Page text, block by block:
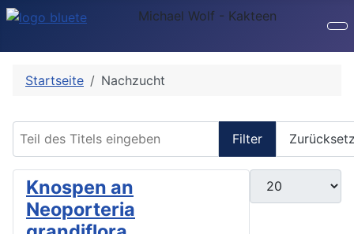
Michael Wolf - Kakteen
Startseite Nachzucht
Filter
Anzeige #
Knospen an
Neoporteria